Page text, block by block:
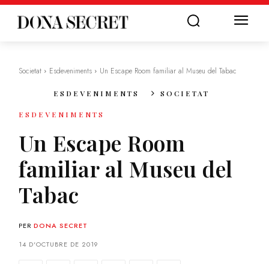
Societat Esdeveniments Un Escape Room familiar al Museu del Tabac
ESDEVENIMENTS SOCIETAT
ESDEVENIMENTS
Un Escape Room
familiar al Museu del
Tabac
PER DONA SECRET
14 D'OCTUBRE DE 2019